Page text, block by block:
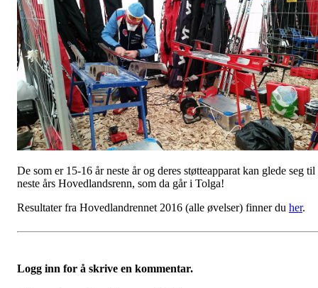
De som er 15-16 år neste år og deres støtteapparat kan glede seg til
neste års Hovedlandsrenn, som da går i Tolga!
Resultater fra Hovedlandrennet 2016 (alle øvelser) finner du her.
Logg inn for å skrive en kommentar.